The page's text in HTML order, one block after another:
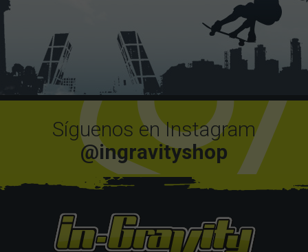
Síguenos en Instagram
@ingravityshop